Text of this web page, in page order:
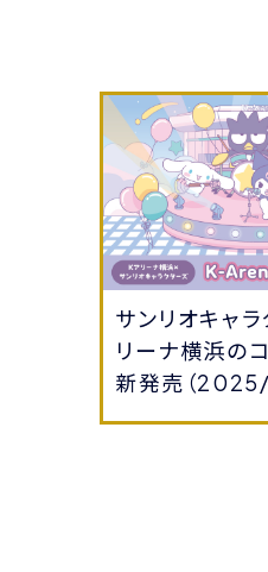
サンリオキャ
リーナ横浜の
新発売（2025/